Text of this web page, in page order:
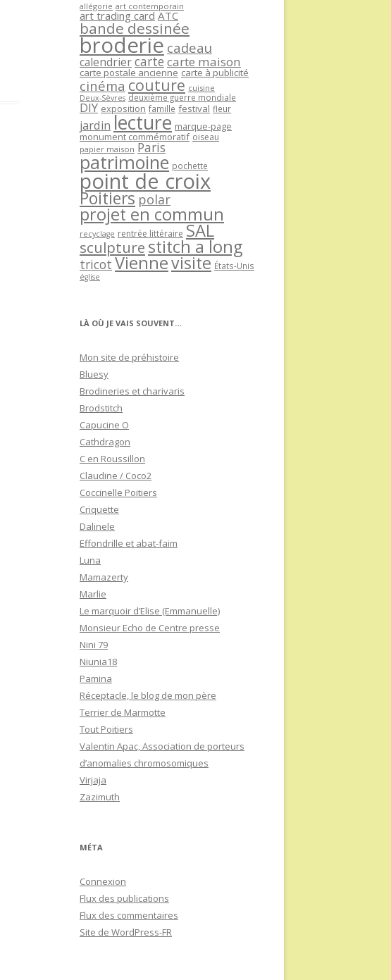
allégorie art contemporain
art trading card ATC
bande dessinée
broderie cadeau
calendriercartecarte maison
carte postale ancienne carte à publicité
cinéma couture cuisine
Deux-Sèvres deuxième guerre mondiale
DIY exposition famille festival fleur
jardin lecture marque-page
monument commémoratif oiseau
papier maison Paris
patrimoine pochette
point de croix
Poitiers polar
projet en commun
recyclage rentrée littéraire SAL
sculpture stitch a long
tricot Viennevisite États-Unis
église
LÀ OÙ JE VAIS SOUVENT…
Mon site de préhistoire
Bluesy
Brodineries et charivaris
Brodstitch
Capucine O
Cathdragon
C en Roussillon
Claudine / Coco2
Coccinelle Poitiers
Criquette
Dalinele
Effondrille et abat-faim
Luna
Mamazerty
Marlie
Le marquoir d’Elise (Emmanuelle)
Monsieur Echo de Centre presse
Nini 79
Niunia18
Pamina
Réceptacle, le blog de mon père
Terrier de Marmotte
Tout Poitiers
Valentin Apac, Association de porteurs
d’anomalies chromosomiques
Virjaja
Zazimuth
MÉTA
Connexion
Flux des publications
Flux des commentaires
Site de WordPress-FR